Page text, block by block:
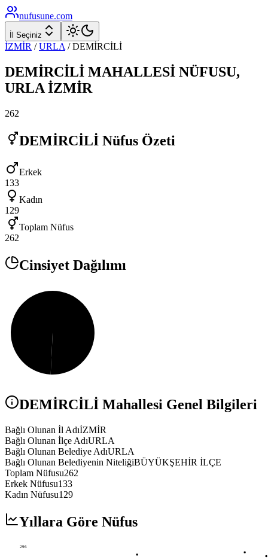
nufusune.com
İl Seçiniz
İZMİR / URLA /DEMİRCİLİ
DEMİRCİLİ MAHALLESİ NÜFUSU,
URLA İZMİR
262
DEMİRCİLİ Nüfus Özeti
Erkek
133
Kadın
129
Toplam Nüfus
262
Cinsiyet Dağılımı
DEMİRCİLİ Mahallesi Genel Bilgileri
Bağlı Olunan İl AdıİZMİR
Bağlı Olunan İlçe AdıURLA
Bağlı Olunan Belediye AdıURLA
Bağlı Olunan Belediyenin NiteliğiBÜYÜKŞEHİR İLÇE
Toplam Nüfusu262
Erkek Nüfusu133
Kadın Nüfusu129
Yıllara Göre Nüfus
296